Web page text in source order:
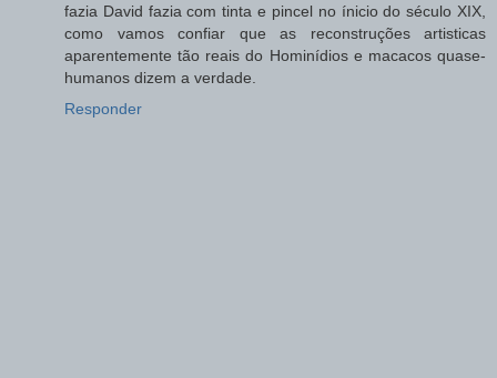
fazia David fazia com tinta e pincel no ínicio do século XIX,
como vamos confiar que as reconstruções artisticas
aparentemente tão reais do Hominídios e macacos quase-
humanos dizem a verdade.
Responder